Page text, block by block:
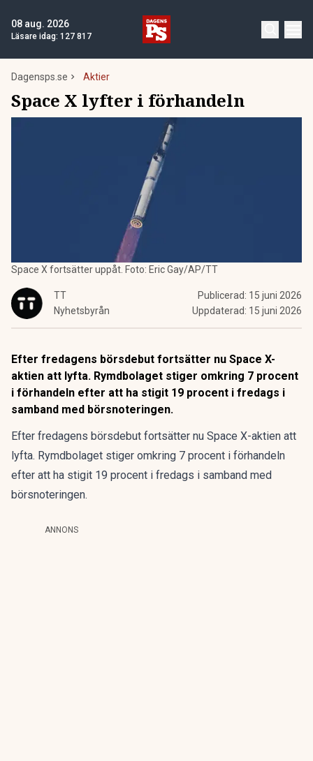
08 aug. 2026
Läsare idag: 127 817
Dagensps.se Aktier
Space X lyfter i förhandeln
Space X fortsätter uppåt. Foto: Eric Gay/AP/TT
TT
Nyhetsbyrån
Publicerad: 15 juni 2026
Uppdaterad: 15 juni 2026
Efter fredagens börsdebut fortsätter nu Space X-
aktien att lyfta. Rymdbolaget stiger omkring 7 procent
i förhandeln efter att ha stigit 19 procent i fredags i
samband med börsnoteringen.
Efter fredagens börsdebut fortsätter nu Space X-aktien att
lyfta. Rymdbolaget stiger omkring 7 procent i förhandeln
efter att ha stigit 19 procent i fredags i samband med
börsnoteringen.
ANNONS